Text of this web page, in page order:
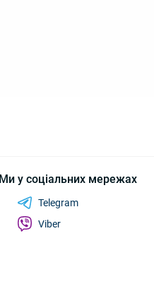
Ми у соціальних мережах
Telegram
Viber